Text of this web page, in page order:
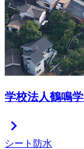
学校法人鶴鳴
chevron_right
シート防水